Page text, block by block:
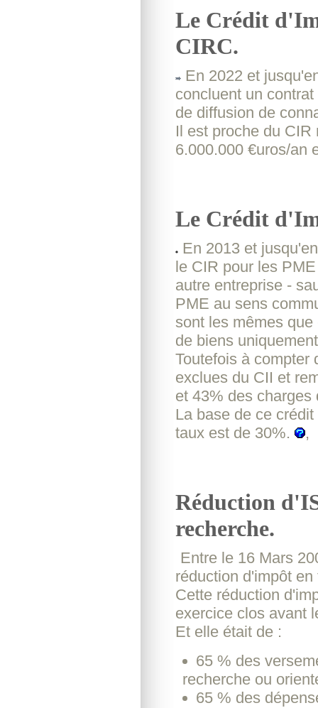
Le Crédit
CIRC.
En 2022 et
concluent un
de diffusion de
Il est proche du
6.000.000 €uros/an
Le Crédit
En 2013 et
le CIR pour les
autre entreprise -
PME au sens
sont les mêmes
de biens
Toutefois à compter
exclues du CII et
et 43% des charges
La base de ce
taux est de 30%.
,
Réduction
recherche.
Entre le 16 Mars
réduction d'impôt
Cette réduction
exercice clos avant
Et elle était de :
65 % des
recherche ou
65 % des